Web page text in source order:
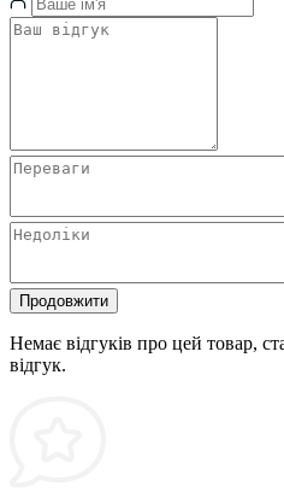
Продовжити
Немає відгуків про цей товар,
відгук.